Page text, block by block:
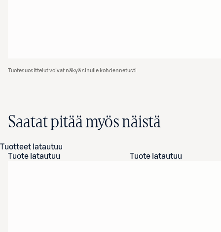
Tuotesuosittelut voivat näkyä sinulle kohdennetusti
Saatat pitää myös näistä
Tuotteet latautuu
Tuote latautuu
Tuote latautuu